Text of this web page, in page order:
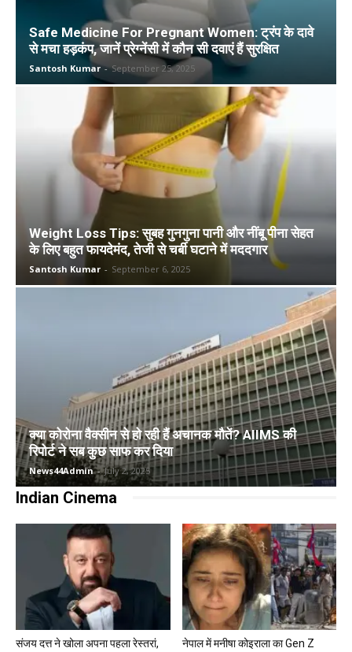
Safe Medicine For Pregnant Women: ट्रंप के दावे
से मचा हड़कंप, जानें प्रेग्नेंसी में कौन सी दवाएं हैं सुरक्षित
Santosh Kumar - September 25, 2025
Weight Loss Tips: सुबह गुनगुना पानी और नींबू पीना सेहत
के लिए बहुत फायदेमंद, तेजी से चर्बी घटाने में मददगार
Santosh Kumar - September 6, 2025
क्या कोरोना वैक्सीन से हो रही हैं अचानक मौतें? AIIMS की
रिपोर्ट ने सब कुछ साफ कर दिया
News44Admin - July 2, 2025
Indian Cinema
संजय दत्त ने खोला अपना पहला रेस्तरां,
नेपाल में मनीषा कोइराला का Gen Z